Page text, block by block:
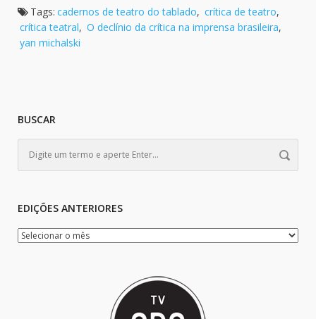
Tags: cadernos de teatro do tablado, crítica de teatro,
crítica teatral, O declínio da crítica na imprensa brasileira,
yan michalski
BUSCAR
EDIÇÕES ANTERIORES